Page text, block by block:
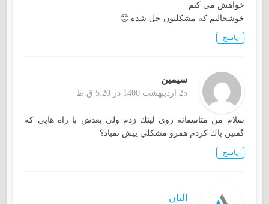
خواهش می کنم
خوشحالیم که مشکلتون حل شده 🙂
پاسخ
سيمين
25 اردیبهشت 1400 در 5:20 ق.ظ
سلام من متاسفانه روي لينك زدم ولي بعدش با راه هايي كه
گفتين پاك كردم همرو مشكلي پيش نمياد؟
پاسخ
البان